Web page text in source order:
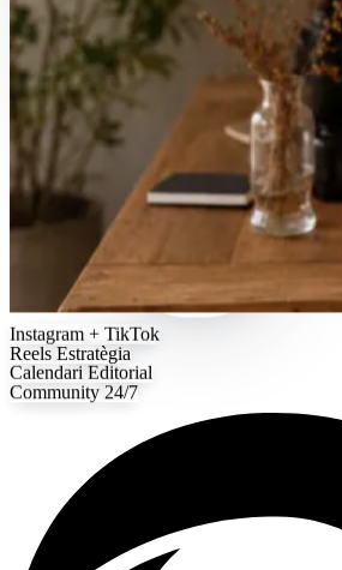
Instagram + TikTok
Reels Estratègia
Calendari Editorial
Community 24/7